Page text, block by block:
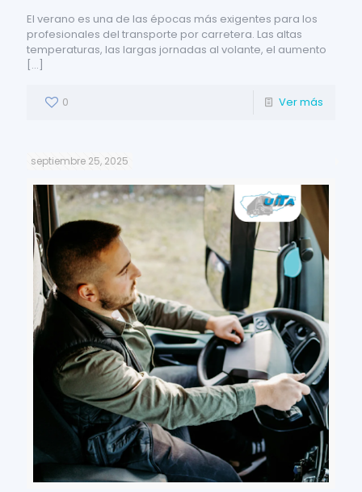
El verano es una de las épocas más exigentes para los
profesionales del transporte por carretera. Las altas
temperaturas, las largas jornadas al volante, el aumento
[…]
0 Ver más
septiembre 25, 2025